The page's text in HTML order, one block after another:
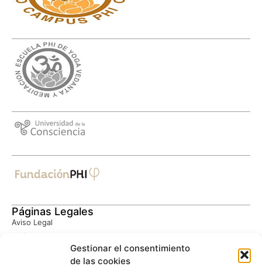
Gestionar el consentimiento
de las cookies
Páginas Legales
Aviso Legal
Política de Privacidad
Consentimiento Informado
Política de Cookies